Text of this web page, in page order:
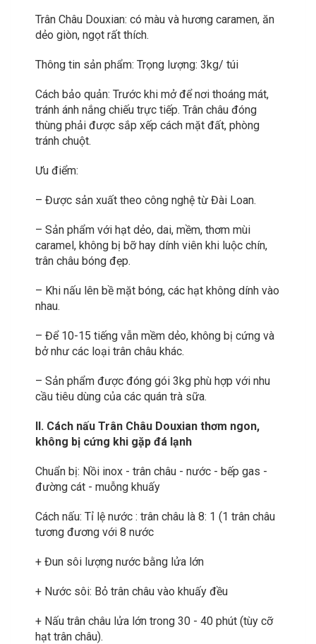
Trân Châu Douxian: có màu và hương caramen, ăn
dẻo giòn, ngọt rất thích.
Thông tin sản phẩm: Trọng lượng: 3kg/ túi
Cách bảo quản: Trước khi mở để nơi thoáng mát,
tránh ánh nắng chiếu trực tiếp. Trân châu đóng
thùng phải được sắp xếp cách mặt đất, phòng
tránh chuột.
Ưu điểm:
– Được sản xuất theo công nghệ từ Đài Loan.
– Sản phẩm với hạt dẻo, dai, mềm, thơm mùi
caramel, không bị bỡ hay dính viên khi luộc chín,
trân châu bóng đẹp.
– Khi nấu lên bề mặt bóng, các hạt không dính vào
nhau.
– Để 10-15 tiếng vẫn mềm dẻo, không bị cứng và
bở như các loại trân châu khác.
– Sản phẩm được đóng gói 3kg phù hợp với nhu
cầu tiêu dùng của các quán trà sữa.
II. Cách nấu Trân Châu Douxian thơm ngon,
không bị cứng khi gặp đá lạnh
Chuẩn bị: Nồi inox - trân châu - nước - bếp gas -
đường cát - muỗng khuấy
Cách nấu: Tỉ lệ nước : trân châu là 8: 1 (1 trân châu
tương đương với 8 nước
+ Đun sôi lượng nước bằng lửa lớn
+ Nước sôi: Bỏ trân châu vào khuấy đều
+ Nấu trân châu lửa lớn trong 30 - 40 phút (tùy cỡ
hạt trân châu).